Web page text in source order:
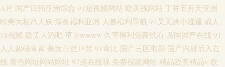
A片 国产日韩亚洲综合 91短视频网站 欧美骚网站 丁香五月天亚洲
欧美大粗吊人妖 深夜福利亚洲 人兽福利导航 91叉叉操小骚逼 成人
18视频 欧美大鸡吧 草逼wwww 久草福利免费试看 岛国国产在线 91
人人超碰青青 美女白丝18禁 91肏比 国产三区电影 国产内射后入在
线 黄色网址网站网址 97超在线视 免费视频网站 精品欧美精品v 欧